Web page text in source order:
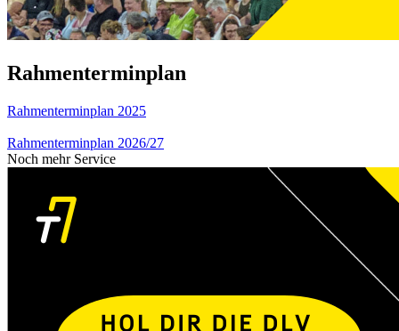
Rahmenterminplan
Rahmenterminplan 2025
Rahmenterminplan 2026/27
Noch mehr Service